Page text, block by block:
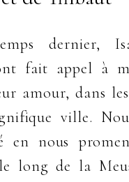
dernier,
fait appel à
amour, dans
ville.
en nous
long de la